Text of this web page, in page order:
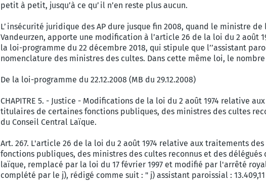
petit à petit, jusqu’à ce qu’il n’en reste plus aucun.
L’insécurité juridique des AP dure jusque fin 2008, quand le ministre de
Vandeurzen, apporte une modification à l’article 26 de la loi du 2 août
la loi-programme du 22 décembre 2018, qui stipule que l’’assistant
nomenclature des ministres des cultes. Dans cette même loi, le nombre
De la loi-programme du 22.12.2008 (MB du 29.12.2008)
CHAPITRE 5. - Justice - Modifications de la loi du 2 août 1974 relative
titulaires de certaines fonctions publiques, des ministres des cultes
du Conseil Central Laïque.
Art. 267. L'article 26 de la loi du 2 août 1974 relative aux traitements
fonctions publiques, des ministres des cultes reconnus et des délégués
laïque, remplacé par la loi du 17 février 1997 et modifié par l'arrêté
complété par le j), rédigé comme suit : " j) assistant paroissial : 13.409,11